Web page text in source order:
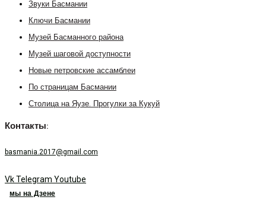
Звуки Басмании
Ключи Басмании
Музей Басманного района
Музей шаговой доступности
Новые петровские ассамблеи
По страницам Басмании
Столица на Яузе. Прогулки за Кукуй
Контакты:
basmania.2017@gmail.com
VkTelegram Youtube
мы на Дзене